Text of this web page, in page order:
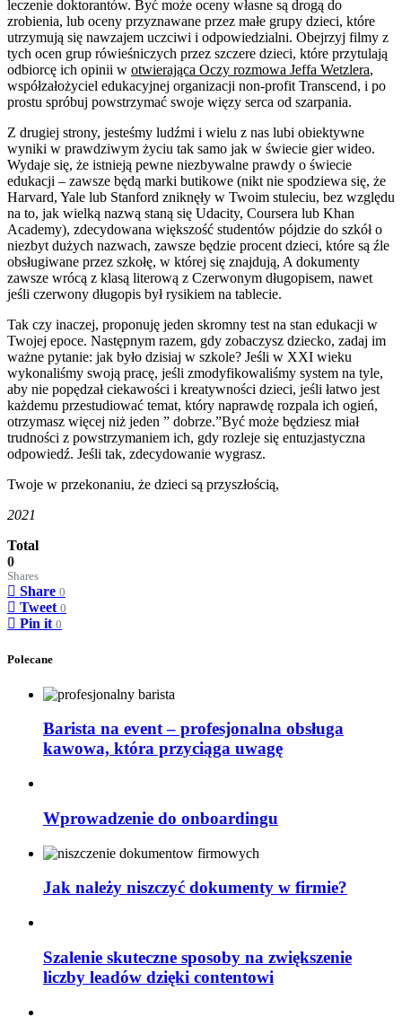
leczenie doktorantów. Być może oceny własne są drogą do
zrobienia, lub oceny przyznawane przez małe grupy dzieci, które
utrzymują się nawzajem uczciwi i odpowiedzialni. Obejrzyj filmy z
tych ocen grup rówieśniczych przez szczere dzieci, które przytulają
odbiorcę ich opinii w otwierająca Oczy rozmowa Jeffa Wetzlera,
współzałożyciel edukacyjnej organizacji non-profit Transcend, i po
prostu spróbuj powstrzymać swoje więzy serca od szarpania.
Z drugiej strony, jesteśmy ludźmi i wielu z nas lubi obiektywne
wyniki w prawdziwym życiu tak samo jak w świecie gier wideo.
Wydaje się, że istnieją pewne niezbywalne prawdy o świecie
edukacji – zawsze będą marki butikowe (nikt nie spodziewa się, że
Harvard, Yale lub Stanford zniknęły w Twoim stuleciu, bez względu
na to, jak wielką nazwą staną się Udacity, Coursera lub Khan
Academy), zdecydowana większość studentów pójdzie do szkół o
niezbyt dużych nazwach, zawsze będzie procent dzieci, które są źle
obsługiwane przez szkołę, w której się znajdują, A dokumenty
zawsze wrócą z klasą literową z Czerwonym długopisem, nawet
jeśli czerwony długopis był rysikiem na tablecie.
Tak czy inaczej, proponuję jeden skromny test na stan edukacji w
Twojej epoce. Następnym razem, gdy zobaczysz dziecko, zadaj im
ważne pytanie: jak było dzisiaj w szkole? Jeśli w XXI wieku
wykonaliśmy swoją pracę, jeśli zmodyfikowaliśmy system na tyle,
aby nie popędzał ciekawości i kreatywności dzieci, jeśli łatwo jest
każdemu przestudiować temat, który naprawdę rozpala ich ogień,
otrzymasz więcej niż jeden ” dobrze.”Być może będziesz miał
trudności z powstrzymaniem ich, gdy rozleje się entuzjastyczna
odpowiedź. Jeśli tak, zdecydowanie wygrasz.
Twoje w przekonaniu, że dzieci są przyszłością,
2021
Total
0
Shares
Share 0
Tweet 0
Pin it 0
Polecane
Barista na event – profesjonalna obsługa
kawowa, która przyciąga uwagę
Wprowadzenie do onboardingu
Jak należy niszczyć dokumenty w firmie?
Szalenie skuteczne sposoby na zwiększenie
liczby leadów dzięki contentowi